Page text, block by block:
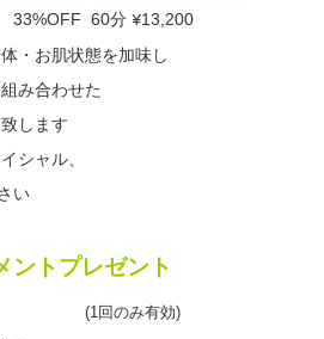
60分 ¥13,200
・お肌状態を加味し
み合わせた
します
シャル、
い
ントプレゼント
(1回のみ有効)